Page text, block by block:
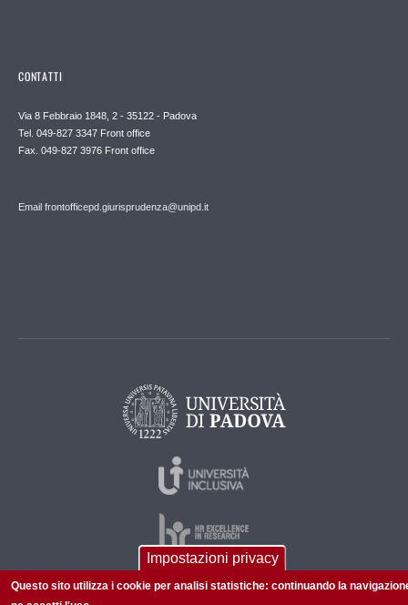
CONTATTI
Via 8 Febbraio 1848, 2 - 35122 - Padova
Tel. 049-827 3347 Front office
Fax. 049-827 3976 Front office
Email frontofficepd.giurisprudenza@unipd.it
Impostazioni privacy
Questo sito utilizza i cookie per analisi statistiche: continuando la